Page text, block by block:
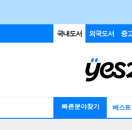
국내도서 외국도서 중
빠른분야찾기 베스트